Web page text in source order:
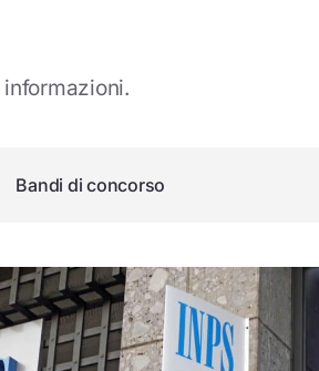
Bandi di concorso